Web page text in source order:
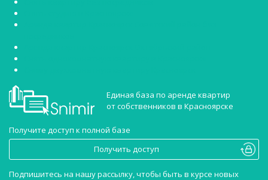
Единая база по аренде квартир
от собственников в Красноярске
Получите доступ к полной базе
Получить доступ
Подпишитесь на нашу рассылку, чтобы быть в курсе новых